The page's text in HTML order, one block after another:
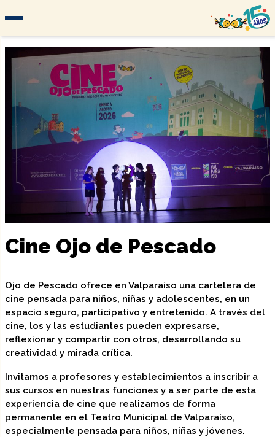
Cine Ojo de Pescado
Ojo de Pescado ofrece en Valparaíso una cartelera de
cine pensada para niños, niñas y adolescentes, en un
espacio seguro, participativo y entretenido. A través del
cine, los y las estudiantes pueden expresarse,
reflexionar y compartir con otros, desarrollando su
creatividad y mirada crítica.
Invitamos a profesores y establecimientos a inscribir a
sus cursos en nuestras funciones y a ser parte de esta
experiencia de cine que realizamos de forma
permanente en el Teatro Municipal de Valparaíso,
especialmente pensada para niños, niñas y jóvenes.